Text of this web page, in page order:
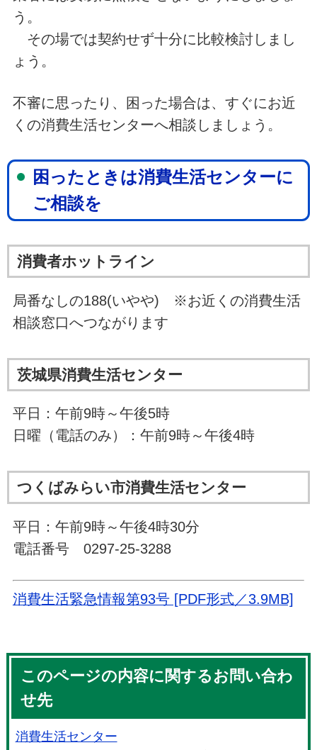
う。
その場では契約せず十分に比較検討しまし
ょう。
不審に思ったり、困った場合は、すぐにお近
くの消費生活センターへ相談しましょう。
困ったときは消費生活センターに
ご相談を
消費者ホットライン
局番なしの188(いやや) ※お近くの消費生活
相談窓口へつながります
茨城県消費生活センター
平日：午前9時～午後5時
日曜（電話のみ）：午前9時～午後4時
つくばみらい市消費生活センター
平日：午前9時～午後4時30分
電話番号 0297-25-3288
消費生活緊急情報第93号 [PDF形式／3.9MB]
このページの内容に関するお問い合わ
せ先
消費生活センター